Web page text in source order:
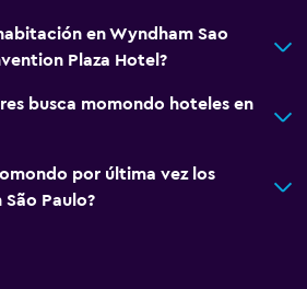
en Wyndham Sao
Plaza Hotel?
busca momondo hoteles en
por última vez los
Paulo?